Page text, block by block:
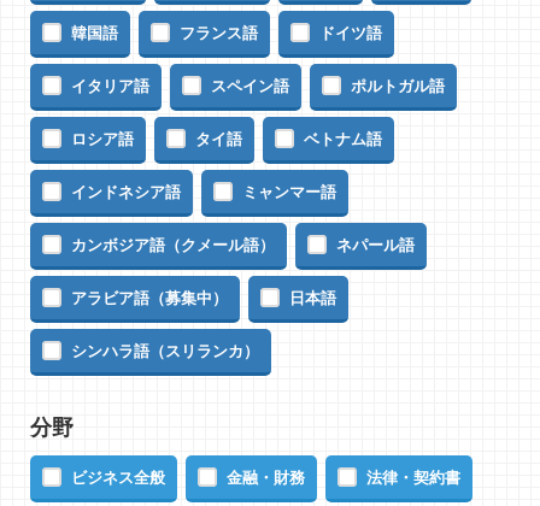
韓国語 フランス語 ドイツ語
イタリア語 スペイン語 ポルトガル語
ロシア語 タイ語 ベトナム語
インドネシア語 ミャンマー語
カンボジア語（クメール語） ネパール語
アラビア語（募集中） 日本語
シンハラ語（スリランカ）
分野
ビジネス全般 金融・財務 法律・契約書